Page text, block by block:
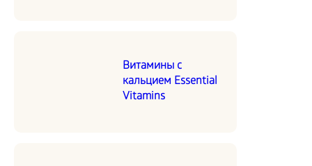
Витамины с
кальцием Essential
Vitamins